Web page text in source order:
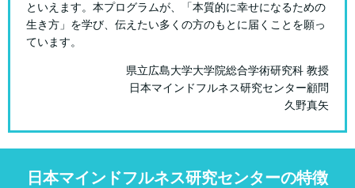
といえます。本プログラムが、「本質的に幸せになるための
生き方」を学び、伝えたい多くの方のもとに届くことを願っ
ています。
県立広島大学大学院総合学術研究科 教授
日本マインドフルネス研究センター顧問
久野真矢
日本マインドフルネス研究センターの特徴